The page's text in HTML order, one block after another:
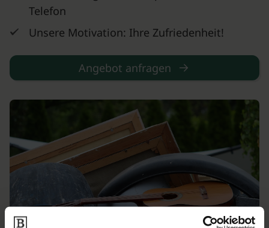
Telefon
Unsere Motivation: Ihre Zufriedenheit!
Angebot anfragen